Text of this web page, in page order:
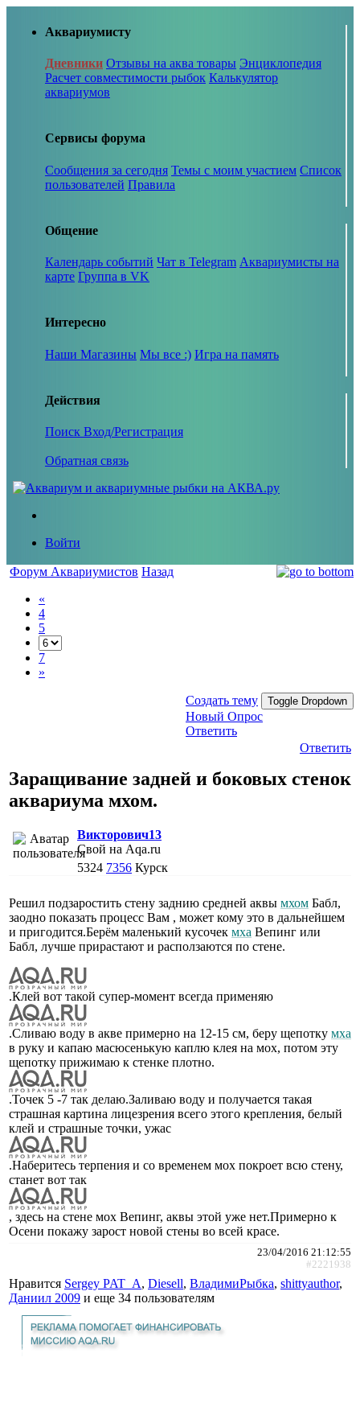
Аквариумисту
Дневники Отзывы на аква товары Энциклопедия
Расчет совместимости рыбок Калькулятор
аквариумов
Сервисы форума
Сообщения за сегодня Темы с моим участием Список
пользователей Правила
Общение
Календарь событий Чат в Telegram Аквариумисты на
карте Группа в VK
Интересно
Наши Магазины Мы все :) Игра на память
Действия
Поиск Вход/Регистрация
Обратная связь
Войти
Форум Аквариумистов Назад
«
4
5
7
»
Создать тему Toggle Dropdown
Новый Опрос
Ответить
Ответить
Заращивание задней и боковых стенок
аквариума мхом.
Викторович13
Свой на Aqa.ru
5324 7356 Курск
Решил подзаростить стену заднию средней аквы мхом Бабл,
заодно показать процесс Вам , может кому это в дальнейшем
и пригодится.Берём маленький кусочек мха Вепинг или
Бабл, лучше прирастают и расползаются по стене.
.Клей вот такой супер-момент всегда применяю
.Сливаю воду в акве примерно на 12-15 см, беру щепотку мха
в руку и капаю масюсенькую каплю клея на мох, потом эту
щепотку прижимаю к стенке плотно.
.Точек 5 -7 так делаю.Заливаю воду и получается такая
страшная картина лицезрения всего этого крепления, белый
клей и страшные точки, ужас
.Наберитесь терпения и со временем мох покроет всю стену,
станет вот так
, здесь на стене мох Вепинг, аквы этой уже нет.Примерно к
Осени покажу зарост новой стены во всей красе.
23/04/2016 21:12:55
#2221938
Нравится Sergey PAT_A, Diesell, ВладимиРыбка, shittyauthor,
Даниил 2009 и еще 34 пользователям